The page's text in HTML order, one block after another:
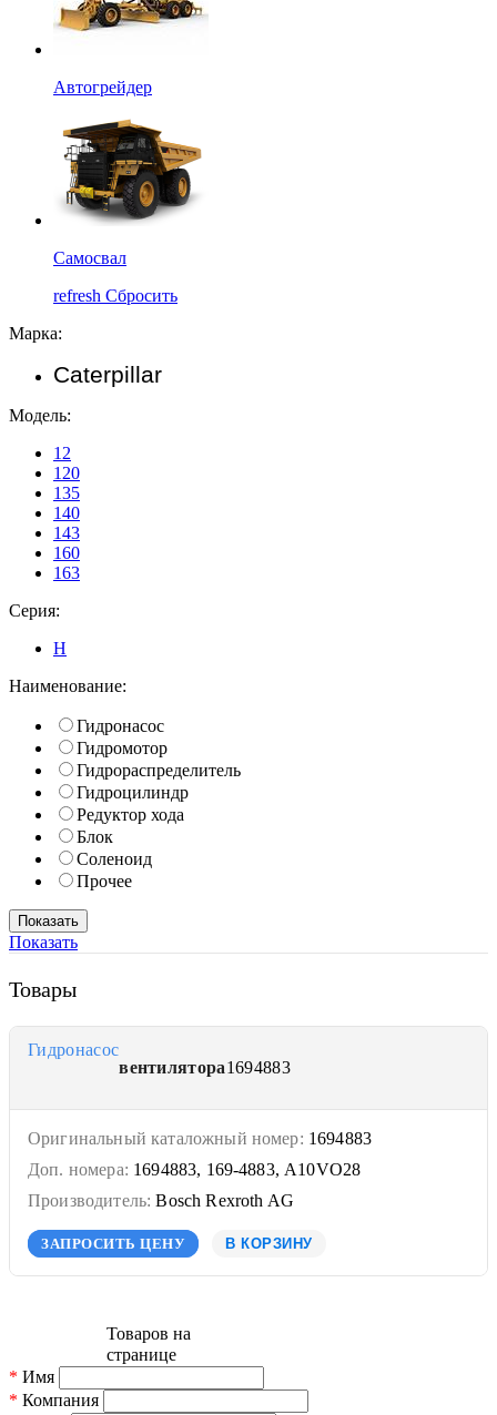
Автогрейдер
Самосвал
refresh Сбросить
Марка:
Caterpillar
Модель:
12
120
135
140
143
160
163
Серия:
H
Наименование:
Гидронасос
Гидромотор
Гидрораспределитель
Гидроцилиндр
Редуктор хода
Блок
Соленоид
Прочее
Показать
Товары
Гидронасос
вентилятора1694883
Оригинальный каталожный номер: 1694883
Доп. номера: 1694883, 169-4883, A10VO28
Производитель: Bosch Rexroth AG
ЗАПРОСИТЬ ЦЕНУ В КОРЗИНУ
Товаров на
странице
* Имя
* Компания